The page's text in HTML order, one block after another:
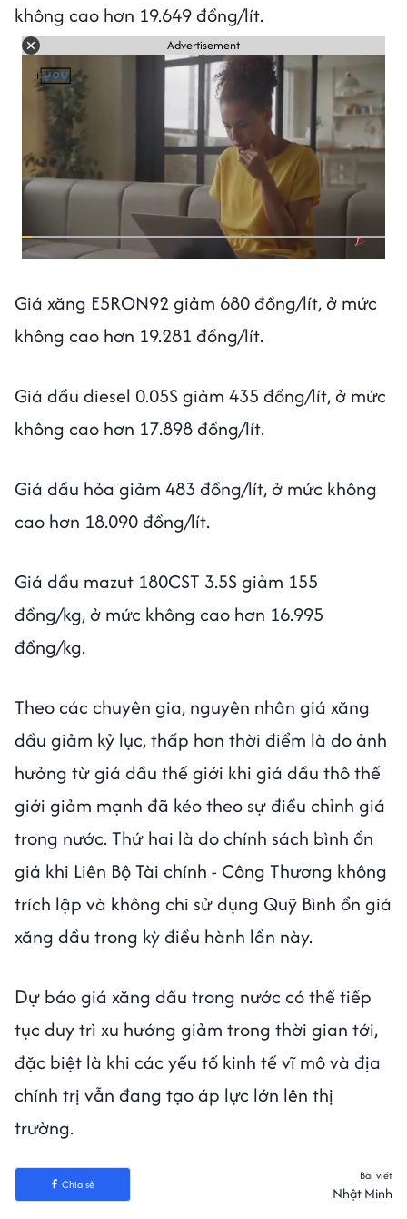
không cao hơn 19.649 đồng/lít.
Advertisement
Giá xăng E5RON92 giảm 680 đồng/lít, ở mức
không cao hơn 19.281 đồng/lít.
Giá dầu diesel 0.05S giảm 435 đồng/lít, ở mức
không cao hơn 17.898 đồng/lít.
Giá dầu hỏa giảm 483 đồng/lít, ở mức không
cao hơn 18.090 đồng/lít.
Giá dầu mazut 180CST 3.5S giảm 155
đồng/kg, ở mức không cao hơn 16.995
đồng/kg.
Theo các chuyên gia, nguyên nhân giá xăng
dầu giảm kỷ lục, thấp hơn thời điểm là do ảnh
hưởng từ giá dầu thế giới khi giá dầu thô thế
giới giảm mạnh đã kéo theo sự điều chỉnh giá
trong nước. Thứ hai là do chính sách bình ổn
giá khi Liên Bộ Tài chính - Công Thương không
trích lập và không chi sử dụng Quỹ Bình ổn giá
xăng dầu trong kỳ điều hành lần này.
Dự báo giá xăng dầu trong nước có thể tiếp
tục duy trì xu hướng giảm trong thời gian tới,
đặc biệt là khi các yếu tố kinh tế vĩ mô và địa
chính trị vẫn đang tạo áp lực lớn lên thị
trường.
Chia sẻ
Bài viết
Nhật Minh